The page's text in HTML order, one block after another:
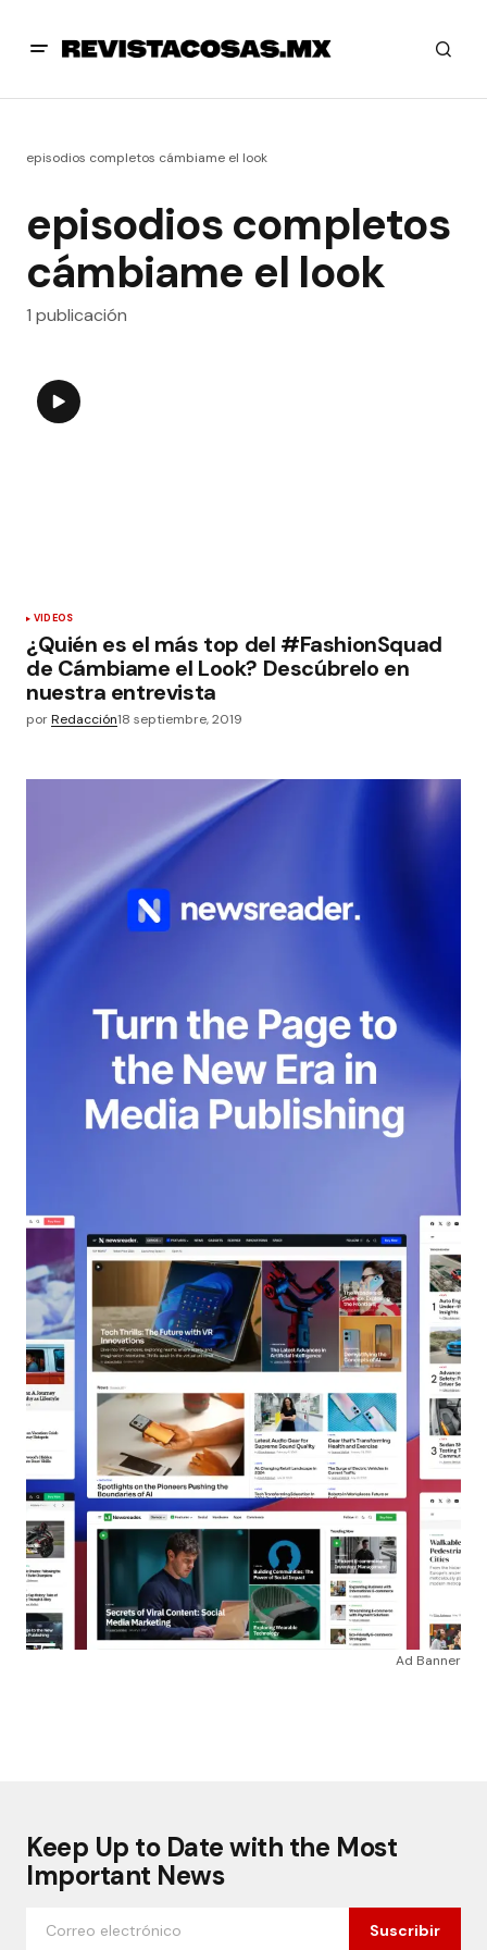
episodios completos cámbiame el look
episodios completos
cámbiame el look
1 publicación
VIDEOS
¿Quién es el más top del #FashionSquad
de Cámbiame el Look? Descúbrelo en
nuestra entrevista
porRedacción18 septiembre, 2019
Ad Banner
Keep Up to Date with the Most
Important News
Suscribir